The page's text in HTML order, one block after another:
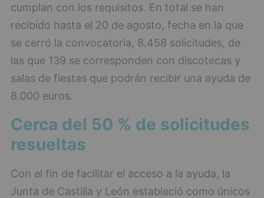
cumplan con los requisitos. En total se han
recibido hasta el 20 de agosto, fecha en la que
se cerró la convocatoria, 8.458 solicitudes, de
las que 139 se corresponden con discotecas y
salas de fiestas que podrán recibir una ayuda de
8.000 euros.
Cerca del 50 % de solicitudes
resueltas
Con el fin de facilitar el acceso a la ayuda, la
Junta de Castilla y León estableció como únicos